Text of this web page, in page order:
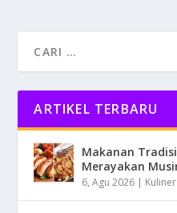
ARTIKEL TERBARU
Makanan
Merayakan
6, Agu 2026 | Kuliner